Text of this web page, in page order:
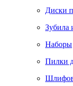
Диски
Зубила
Наборы
Пилки